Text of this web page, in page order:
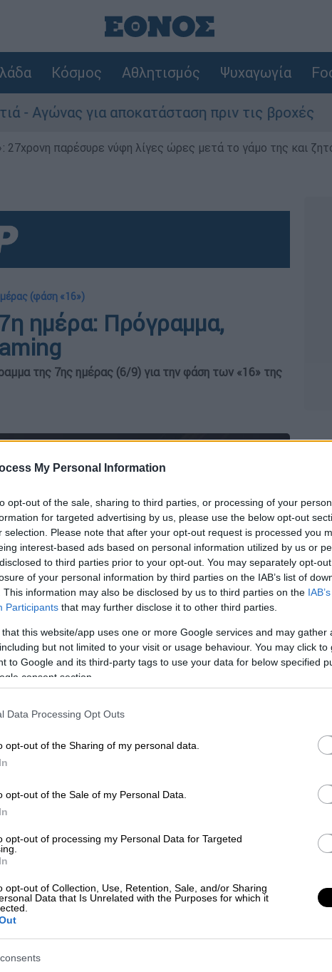
My Personal Information
opt-out of the sale, sharing to third parties, or processing of your
for targeted advertising by us, please use the below opt-out
selection. Please note that after your opt-out request is processed you
interest-based ads based on personal information utilized by us or
to third parties prior to your opt-out. You may separately opt-
of your personal information by third parties on the IAB’s list of
This information may also be disclosed by us to third parties on the
Participants that may further disclose it to other third parties.
that this website/app uses one or more Google services and may gather
but not limited to your visit or usage behaviour. You may click to
to Google and its third-party tags to use your data for below specified
consent section.
Data Processing Opt Outs
opt-out of the Sharing of my personal data.
opt-out of the Sale of my Personal Data.
opt-out of processing my Personal Data for Targeted
opt-out of Collection, Use, Retention, Sale, and/or Sharing
Data that Is Unrelated with the Purposes for which it
Κόσμος Αθλητισμός Ψυχαγωγία
για αποκατάσταση πριν τις βροχές
παρέσυρε νύφη λίγες ώρες μετά το γάμο της και
(φάση «16»)
ημέρα: Πρόγραμμα,
της 7ης ημέρας (6/9) για την φάση των «16» της
να κρατήσουν αμείωτο το
της στην επόμενη φάση της
Ζηλανδίας
τωνΗΠΑ.
ενδιαφέρουσες αναμετρήσεις.
Παρασκευής (6/9) το παιχνίδι ανάμεσα
πως η Πολωνία προέρχεται από πολύ
στο ενεργητικό της ήδη τρεις νίκες.
έχει τρεις επιτυχίες απέναντι σε
αντιμετωπίσει το